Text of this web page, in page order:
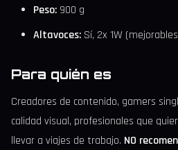
Peso: 900 g
Altavoces: Sí, 2x 1W
Para quién es
Creadores de contenido, gamers
calidad visual, profesionales que
llevar a viajes de trabajo. NO